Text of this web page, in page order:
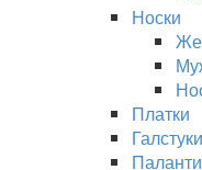
Носки
Платки
Галстуки